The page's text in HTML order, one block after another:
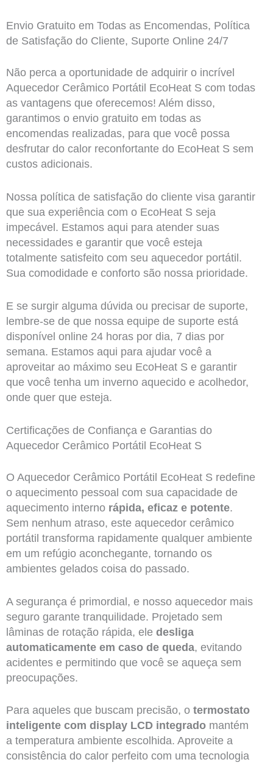
Envio Gratuito em Todas as Encomendas, Política
de Satisfação do Cliente, Suporte Online 24/7
Não perca a oportunidade de adquirir o incrível
Aquecedor Cerâmico Portátil EcoHeat S com todas
as vantagens que oferecemos! Além disso,
garantimos o envio gratuito em todas as
encomendas realizadas, para que você possa
desfrutar do calor reconfortante do EcoHeat S sem
custos adicionais.
Nossa política de satisfação do cliente visa garantir
que sua experiência com o EcoHeat S seja
impecável. Estamos aqui para atender suas
necessidades e garantir que você esteja
totalmente satisfeito com seu aquecedor portátil.
Sua comodidade e conforto são nossa prioridade.
E se surgir alguma dúvida ou precisar de suporte,
lembre-se de que nossa equipe de suporte está
disponível online 24 horas por dia, 7 dias por
semana. Estamos aqui para ajudar você a
aproveitar ao máximo seu EcoHeat S e garantir
que você tenha um inverno aquecido e acolhedor,
onde quer que esteja.
Certificações de Confiança e Garantias do
Aquecedor Cerâmico Portátil EcoHeat S
O Aquecedor Cerâmico Portátil EcoHeat S redefine
o aquecimento pessoal com sua capacidade de
aquecimento interno rápida, eficaz e potente.
Sem nenhum atraso, este aquecedor cerâmico
portátil transforma rapidamente qualquer ambiente
em um refúgio aconchegante, tornando os
ambientes gelados coisa do passado.
A segurança é primordial, e nosso aquecedor mais
seguro garante tranquilidade. Projetado sem
lâminas de rotação rápida, ele desliga
automaticamente em caso de queda, evitando
acidentes e permitindo que você se aqueça sem
preocupações.
Para aqueles que buscam precisão, o termostato
inteligente com display LCD integradomantém
a temperatura ambiente escolhida. Aproveite a
consistência do calor perfeito com uma tecnologia